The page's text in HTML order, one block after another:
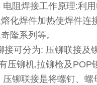
焊接工作原理:利用
化焊件加热使焊件连
隆系列等。
可分为: 压铆联接及
压铆机‚拉铆枪及POP
联接是将螺钉、螺